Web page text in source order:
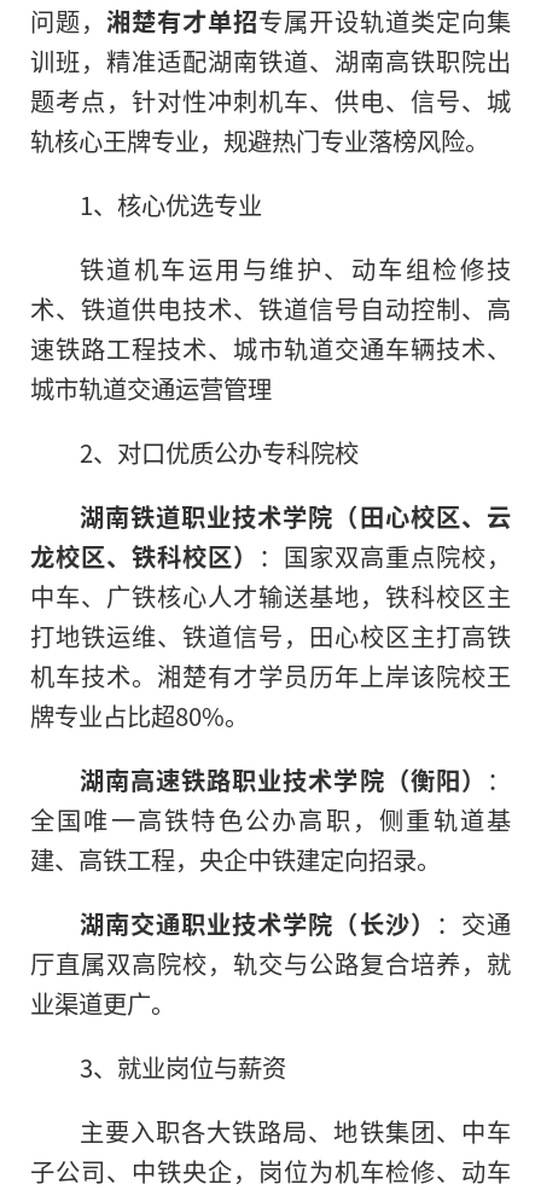
问题， 湘楚有才单招专属开设轨道类定向集
训班，精准适配湖南铁道、湖南高铁职院出
题考点，针对性冲刺机车、供电、信号、城
轨核心王牌专业，规避热门专业落榜风险。
1、核心优选专业
铁道机车运用与维护、动车组检修技
术、铁道供电技术、铁道信号自动控制、高
速铁路工程技术、城市轨道交通车辆技术、
城市轨道交通运营管理
2、对口优质公办专科院校
湖南铁道职业技术学院（田心校区、云
龙校区、铁科校区） ：国家双高重点院校，
中车、广铁核心人才输送基地，铁科校区主
打地铁运维、铁道信号，田心校区主打高铁
机车技术。湘楚有才学员历年上岸该院校王
牌专业占比超80%。
湖南高速铁路职业技术学院（衡阳） ：
全国唯一高铁特色公办高职，侧重轨道基
建、高铁工程，央企中铁建定向招录。
湖南交通职业技术学院（长沙） ：交通
厅直属双高院校，轨交与公路复合培养，就
业渠道更广。
3、就业岗位与薪资
主要入职各大铁路局、地铁集团、中车
子公司、中铁央企，岗位为机车检修、动车